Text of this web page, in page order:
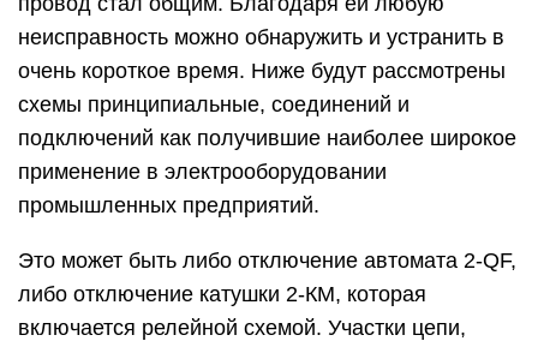
неисправность можно обнаружить и устранить в
очень короткое время. Ниже будут рассмотрены
схемы принципиальные, соединений и
подключений как получившие наиболее широкое
применение в электрооборудовании
промышленных предприятий.
Это может быть либо отключение автомата 2-QF,
либо отключение катушки 2-КМ, которая
включается релейной схемой. Участки цепи,